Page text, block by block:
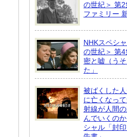
の世紀＞ 第2
ファミリー
NHKスペシ
の世紀＞ 第
密と嘘（う
た」
被ばくした
に亡くなっ
射線が人間
んでいくの
シャル「封